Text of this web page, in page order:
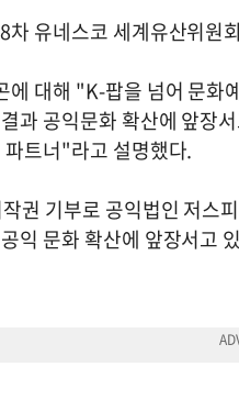
차 유네스코 세계유산위원
에 대해 "K-팝을 넘어 문화
과 공익문화 확산에 앞장
트너"라고 설명했다.
권 기부로 공익법인 저스
익 문화 확산에 앞장서고